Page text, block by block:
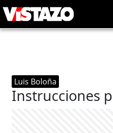
Luis Boloña
Instrucciones